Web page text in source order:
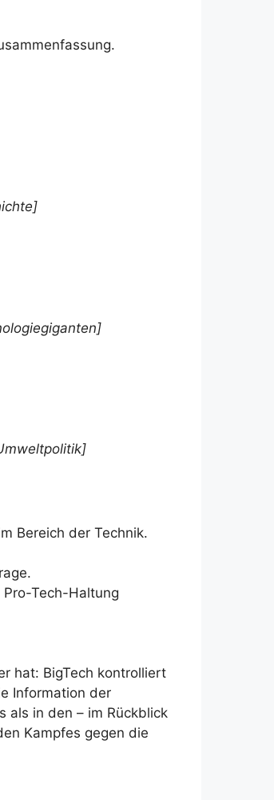
Bereich der Technik.
Tech-Haltung
hat: BigTech kontrolliert
Information der
als in den – im Rückblick
Kampfes gegen die